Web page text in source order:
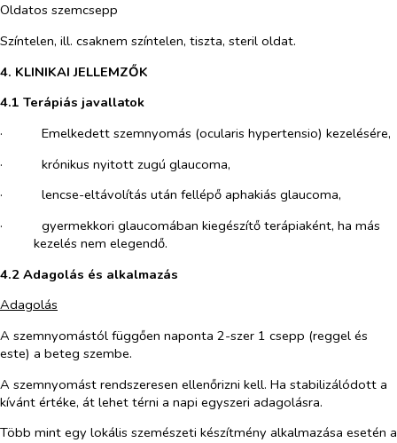
Oldatos szemcsepp
Színtelen, ill. csaknem színtelen, tiszta, steril oldat.
4. KLINIKAI JELLEMZŐK
4.1 Terápiás javallatok
·​
Emelkedett szemnyomás (ocularis hypertensio) kezelésére,
·​
krónikus nyitott zugú glaucoma,
·​
lencse-eltávolítás után fellépő aphakiás glaucoma,
·​
gyermekkori glaucomában kiegészítő terápiaként, ha más
kezelés nem elegendő.
4.2 Adagolás és alkalmazás
Adagolás
A szemnyomástól függően naponta 2-szer 1 csepp (reggel és
este) a beteg szembe.
A szemnyomást rendszeresen ellenőrizni kell. Ha stabilizálódott a
kívánt értéke, át lehet térni a napi egyszeri adagolásra.
Több mint egy lokális szemészeti készítmény alkalmazása esetén a